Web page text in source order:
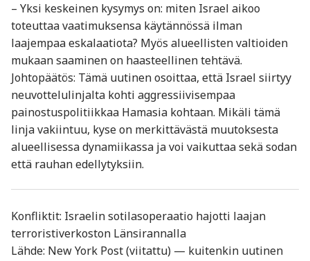
– Yksi keskeinen kysymys on: miten Israel aikoo
toteuttaa vaatimuksensa käytännössä ilman
laajempaa eskalaatiota? Myös alueellisten valtioiden
mukaan saaminen on haasteellinen tehtävä.
Johtopäätös: Tämä uutinen osoittaa, että Israel siirtyy
neuvottelulinjalta kohti aggressiivisempaa
painostuspolitiikkaa Hamasia kohtaan. Mikäli tämä
linja vakiintuu, kyse on merkittävästä muutoksesta
alueellisessa dynamiikassa ja voi vaikuttaa sekä sodan
että rauhan edellytyksiin.
Konfliktit: Israelin sotilasoperaatio hajotti laajan
terroristiverkoston Länsirannalla
Lähde: New York Post (viitattu) — kuitenkin uutinen